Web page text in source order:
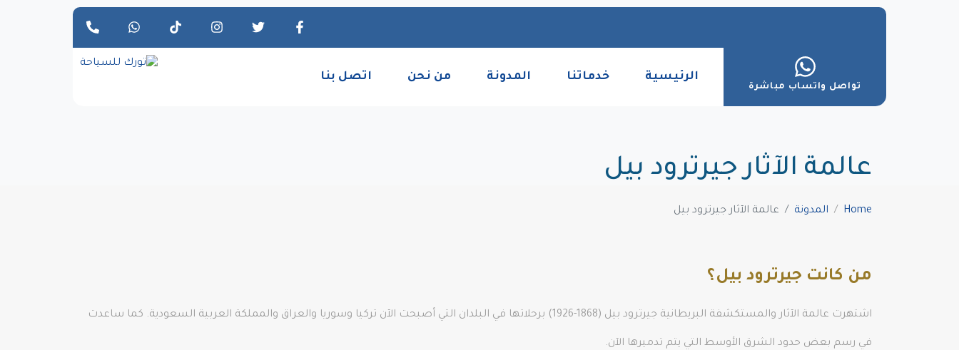
تواصل واتساب مباشرة
الرئيسية خدماتنا المدونة من نحن اتصل بنا
عالمة الآثار جيرترود بيل
Home المدونة عالمة الآثار جيرترود بيل
من كانت جيرترود بيل؟
اشتهرت عالمة الآثار والمستكشفة البريطانية جيرترود بيل (1868-1926) برحلاتها في البلدان التي أصبحت الآن تركيا وسوريا والعراق والمملكة العربية السعودية. كما ساعدت
في رسم بعض حدود الشرق الأوسط التي يتم تدميرها الآن.